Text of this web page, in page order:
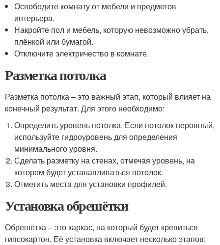
Освободите комнату от мебели и предметов
интерьера.
Накройте пол и мебель, которую невозможно убрать,
плёнкой или бумагой.
Отключите электричество в комнате.
Разметка потолка
Разметка потолка – это важный этап, который влияет на
конечный результат. Для этого необходимо:
Определить уровень потолка. Если потолок неровный,
используйте гидроуровень для определения
минимального уровня.
Сделать разметку на стенах, отмечая уровень, на
котором будет устанавливаться потолок.
Отметить места для установки профилей.
Установка обрешётки
Обрешётка – это каркас, на который будет крепиться
гипсокартон. Её установка включает несколько этапов: